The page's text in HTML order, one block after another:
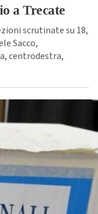
a Trecate
scrutinate su 18,
Sacco,
centrodestra,